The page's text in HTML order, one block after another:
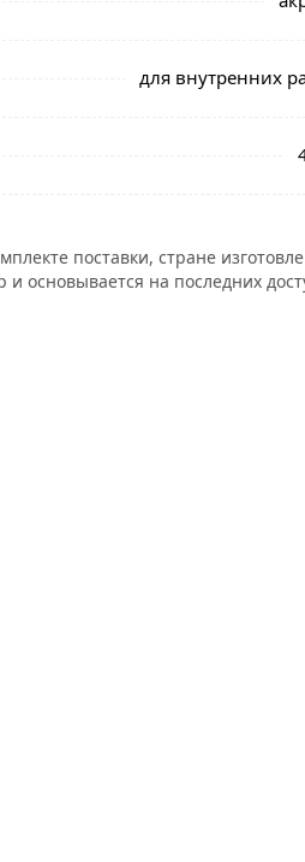
для внутренних
поставки, стране
основывается на последних